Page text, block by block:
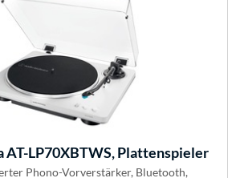
AT-LP70XBTWS, Plattenspieler
Phono-Vorverstärker, Bluetooth,